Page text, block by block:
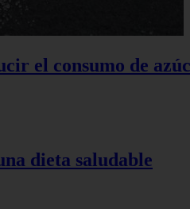
el consumo de
dieta saludable